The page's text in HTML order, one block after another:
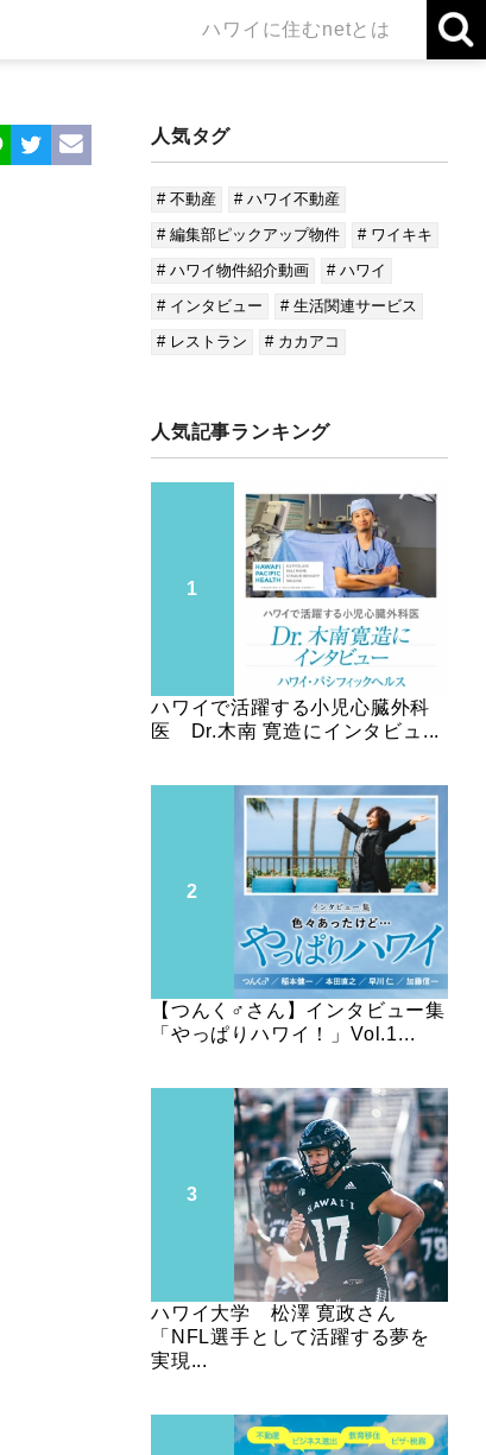
ハワイに住むnetとは
人気タグ
# 不動産
# ハワイ不動産
# 編集部ピックアップ物件
# ワイキキ
# ハワイ物件紹介動画
# ハワイ
# インタビュー
# 生活関連サービス
# レストラン
# カカアコ
人気記事ランキング
ハワイで活躍する小児心臓外科
医 Dr.木南 寛造にインタビュ...
【つんく♂さん】インタビュー集
「やっぱりハワイ！」Vol.1...
ハワイ大学 松澤 寛政さん
「NFL選手として活躍する夢を
実現...